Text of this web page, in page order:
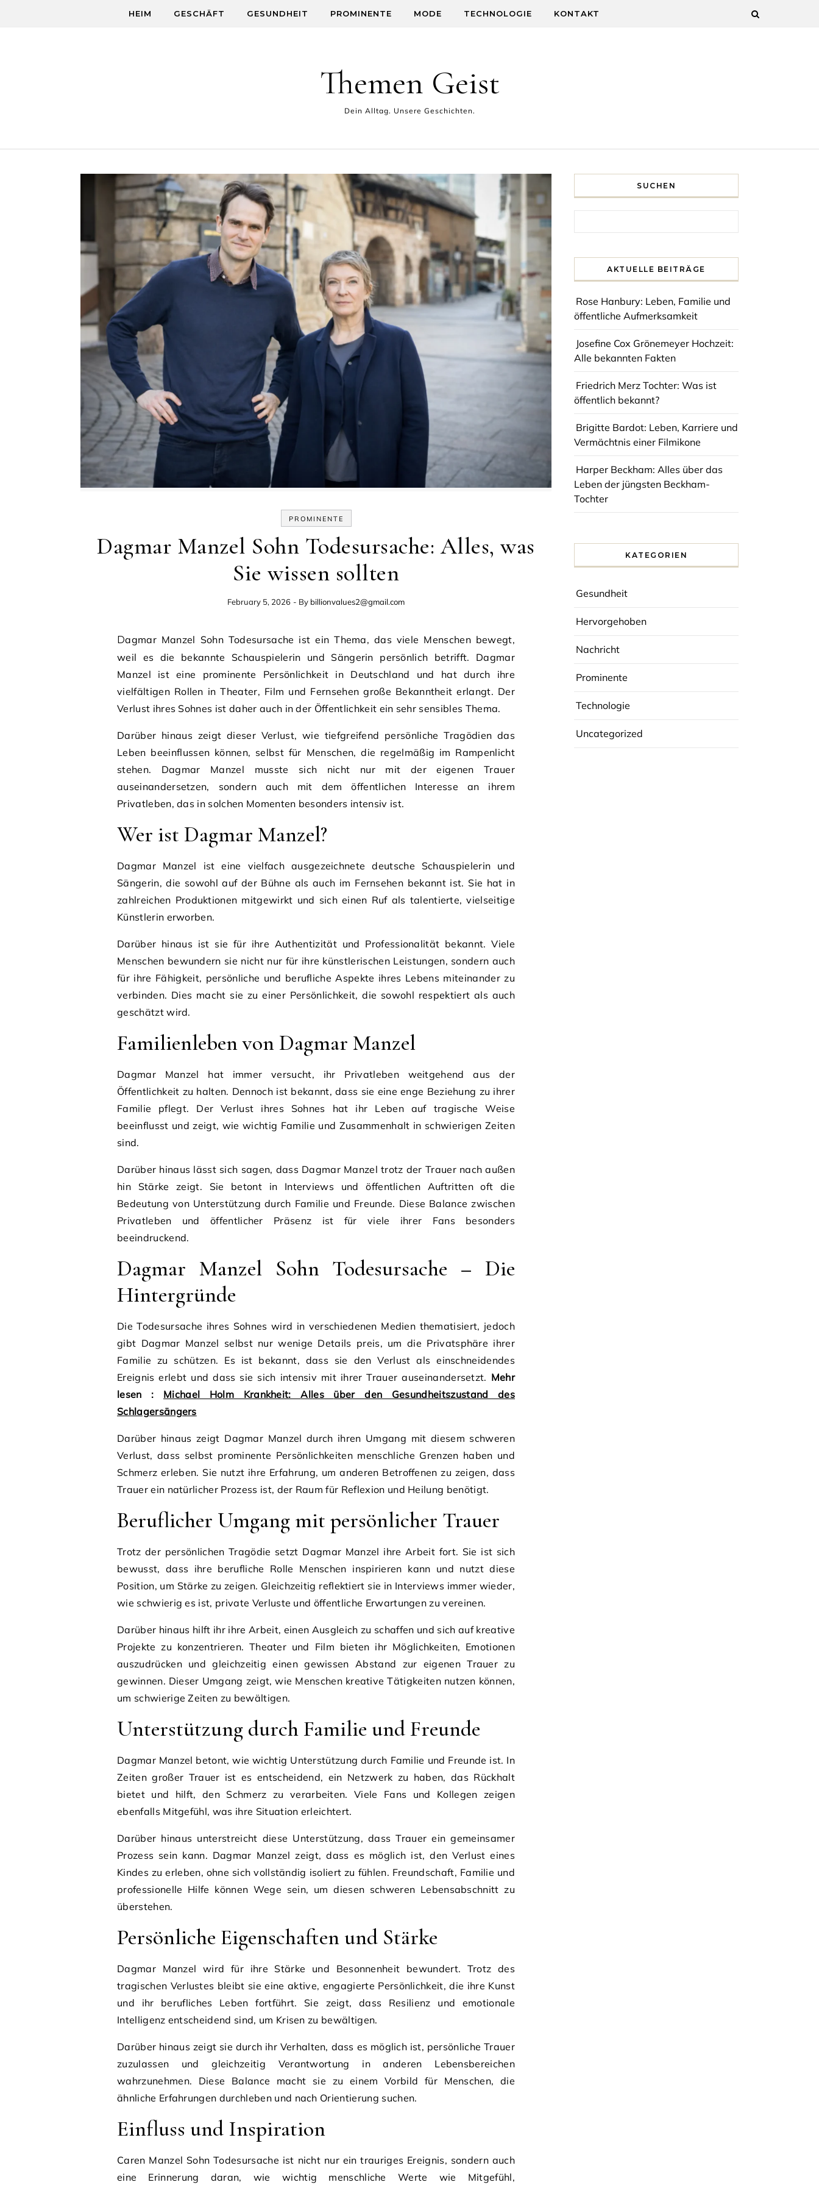
HEIM GESCHÄFT GESUNDHEIT PROMINENTE MODE TECHNOLOGIE KONTAKT
Themen Geist
Dein Alltag. Unsere Geschichten.
PROMINENTE
Dagmar Manzel Sohn Todesursache: Alles, was
Sie wissen sollten
February 5, 2026 - By billionvalues2@gmail.com
Dagmar Manzel Sohn Todesursache ist ein Thema, das viele Menschen bewegt,
weil es die bekannte Schauspielerin und Sängerin persönlich betrifft. Dagmar
Manzel ist eine prominente Persönlichkeit in Deutschland und hat durch ihre
vielfältigen Rollen in Theater, Film und Fernsehen große Bekanntheit erlangt. Der
Verlust ihres Sohnes ist daher auch in der Öffentlichkeit ein sehr sensibles Thema.
Darüber hinaus zeigt dieser Verlust, wie tiefgreifend persönliche Tragödien das
Leben beeinflussen können, selbst für Menschen, die regelmäßig im Rampenlicht
stehen. Dagmar Manzel musste sich nicht nur mit der eigenen Trauer
auseinandersetzen, sondern auch mit dem öffentlichen Interesse an ihrem
Privatleben, das in solchen Momenten besonders intensiv ist.
Wer ist Dagmar Manzel?
Dagmar Manzel ist eine vielfach ausgezeichnete deutsche Schauspielerin und
Sängerin, die sowohl auf der Bühne als auch im Fernsehen bekannt ist. Sie hat in
zahlreichen Produktionen mitgewirkt und sich einen Ruf als talentierte, vielseitige
Künstlerin erworben.
Darüber hinaus ist sie für ihre Authentizität und Professionalität bekannt. Viele
Menschen bewundern sie nicht nur für ihre künstlerischen Leistungen, sondern auch
für ihre Fähigkeit, persönliche und berufliche Aspekte ihres Lebens miteinander zu
verbinden. Dies macht sie zu einer Persönlichkeit, die sowohl respektiert als auch
geschätzt wird.
Familienleben von Dagmar Manzel
Dagmar Manzel hat immer versucht, ihr Privatleben weitgehend aus der
Öffentlichkeit zu halten. Dennoch ist bekannt, dass sie eine enge Beziehung zu ihrer
Familie pflegt. Der Verlust ihres Sohnes hat ihr Leben auf tragische Weise
beeinflusst und zeigt, wie wichtig Familie und Zusammenhalt in schwierigen Zeiten
sind.
Darüber hinaus lässt sich sagen, dass Dagmar Manzel trotz der Trauer nach außen
hin Stärke zeigt. Sie betont in Interviews und öffentlichen Auftritten oft die
Bedeutung von Unterstützung durch Familie und Freunde. Diese Balance zwischen
Privatleben und öffentlicher Präsenz ist für viele ihrer Fans besonders
beeindruckend.
Dagmar Manzel Sohn Todesursache – Die
Hintergründe
Die Todesursache ihres Sohnes wird in verschiedenen Medien thematisiert, jedoch
gibt Dagmar Manzel selbst nur wenige Details preis, um die Privatsphäre ihrer
Familie zu schützen. Es ist bekannt, dass sie den Verlust als einschneidendes
Ereignis erlebt und dass sie sich intensiv mit ihrer Trauer auseinandersetzt. Mehr
lesen : Michael Holm Krankheit:Alles über den Gesundheitszustand des
Schlagersängers
Darüber hinaus zeigt Dagmar Manzel durch ihren Umgang mit diesem schweren
Verlust, dass selbst prominente Persönlichkeiten menschliche Grenzen haben und
Schmerz erleben. Sie nutzt ihre Erfahrung, um anderen Betroffenen zu zeigen, dass
Trauer ein natürlicher Prozess ist, der Raum für Reflexion und Heilung benötigt.
Beruflicher Umgang mit persönlicher Trauer
Trotz der persönlichen Tragödie setzt Dagmar Manzel ihre Arbeit fort. Sie ist sich
bewusst, dass ihre berufliche Rolle Menschen inspirieren kann und nutzt diese
Position, um Stärke zu zeigen. Gleichzeitig reflektiert sie in Interviews immer wieder,
wie schwierig es ist, private Verluste und öffentliche Erwartungen zu vereinen.
Darüber hinaus hilft ihr ihre Arbeit, einen Ausgleich zu schaffen und sich auf kreative
Projekte zu konzentrieren. Theater und Film bieten ihr Möglichkeiten, Emotionen
auszudrücken und gleichzeitig einen gewissen Abstand zur eigenen Trauer zu
gewinnen. Dieser Umgang zeigt, wie Menschen kreative Tätigkeiten nutzen können,
um schwierige Zeiten zu bewältigen.
Unterstützung durch Familie und Freunde
Dagmar Manzel betont, wie wichtig Unterstützung durch Familie und Freunde ist. In
Zeiten großer Trauer ist es entscheidend, ein Netzwerk zu haben, das Rückhalt
bietet und hilft, den Schmerz zu verarbeiten. Viele Fans und Kollegen zeigen
ebenfalls Mitgefühl, was ihre Situation erleichtert.
Darüber hinaus unterstreicht diese Unterstützung, dass Trauer ein gemeinsamer
Prozess sein kann. Dagmar Manzel zeigt, dass es möglich ist, den Verlust eines
Kindes zu erleben, ohne sich vollständig isoliert zu fühlen. Freundschaft, Familie und
professionelle Hilfe können Wege sein, um diesen schweren Lebensabschnitt zu
überstehen.
Persönliche Eigenschaften und Stärke
Dagmar Manzel wird für ihre Stärke und Besonnenheit bewundert. Trotz des
tragischen Verlustes bleibt sie eine aktive, engagierte Persönlichkeit, die ihre Kunst
und ihr berufliches Leben fortführt. Sie zeigt, dass Resilienz und emotionale
Intelligenz entscheidend sind, um Krisen zu bewältigen.
Darüber hinaus zeigt sie durch ihr Verhalten, dass es möglich ist, persönliche Trauer
zuzulassen und gleichzeitig Verantwortung in anderen Lebensbereichen
wahrzunehmen. Diese Balance macht sie zu einem Vorbild für Menschen, die
ähnliche Erfahrungen durchleben und nach Orientierung suchen.
Einfluss und Inspiration
Caren Manzel Sohn Todesursache ist nicht nur ein trauriges Ereignis, sondern auch
eine Erinnerung daran, wie wichtig menschliche Werte wie Mitgefühl,
SUCHEN
AKTUELLE BEITRÄGE
Rose Hanbury: Leben, Familie und
öffentliche Aufmerksamkeit
Josefine Cox Grönemeyer Hochzeit:
Alle bekannten Fakten
Friedrich Merz Tochter: Was ist
öffentlich bekannt?
Brigitte Bardot: Leben, Karriere und
Vermächtnis einer Filmikone
Harper Beckham: Alles über das
Leben der jüngsten Beckham-
Tochter
KATEGORIEN
Gesundheit
Hervorgehoben
Nachricht
Prominente
Technologie
Uncategorized